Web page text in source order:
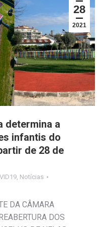
28
2021
determina a
infantis do
de 28 de
Notícias
DA CÂMARA
DOS